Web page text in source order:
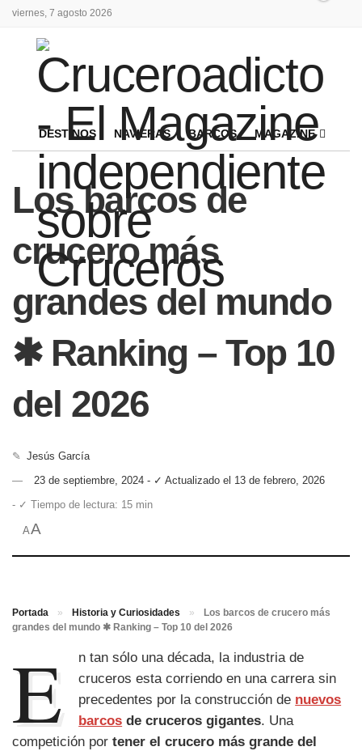
viernes, 7 agosto 2026
DESTINOS NAVIERAS BARCOS MAGAZINE
Los barcos de
crucero más
grandes del mundo
✱ Ranking – Top 10
del 2026
✎ Jesús García
23 de septiembre, 2024 - ✓ Actualizado el 13 de febrero, 2026
- ✓ Tiempo de lectura: 15 min
AA
Portada » Historia y Curiosidades »
Los barcos de crucero más
grandes del mundo ✱ Ranking – Top 10 del 2026
E
n tan sólo una década, la industria de
cruceros esta corriendo en una carrera sin
precedentes por la construcción de nuevos
barcos de cruceros gigantes. Una
competición por tener el crucero más grande del